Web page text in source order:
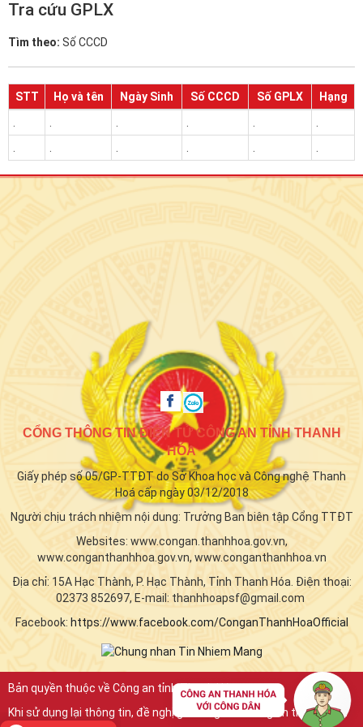
Tra cứu GPLX
Tìm theo: Số CCCD
STT Họ và tên Ngày Sinh Số CCCD Số GPLX
Hạng
CỔNG THÔNG TIN ĐIỆN TỬ CÔNG AN TỈNH THANH
HÓA
Giấy phép số 05/GP-TTĐT do Sở Khoa học và Công nghệ Thanh
Hoá cấp ngày 03/12/2018
Người chịu trách nhiệm nội dung: Trưởng Ban biên tập Cổng TTĐT
Websites: www.congan.thanhhoa.gov.vn,
www.conganthanhhoa.gov.vn, www.conganthanhhoa.vn
Địa chỉ: 15A Hạc Thành, P. Hạc Thành, Tỉnh Thanh Hóa. Điện thoại:
02373 852697, E-mail: thanhhoapsf@gmail.com
Facebook: https://www.facebook.com/ConganThanhHoaOfficial
Bản quyền thuộc về Công an tỉnh Thanh Hóa.
Khi sử dụng lại thông tin, đề nghị ghi rõ nguồn "Công an tỉnh Thanh